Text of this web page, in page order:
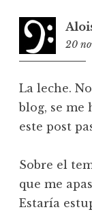
20
La leche.
blog, se me
este post
Sobre el
que me
Estaría